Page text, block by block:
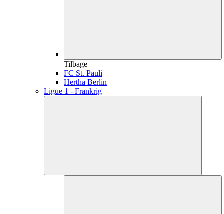
Tilbage
FC St. Pauli
Hertha Berlin
Ligue 1 - Frankrig